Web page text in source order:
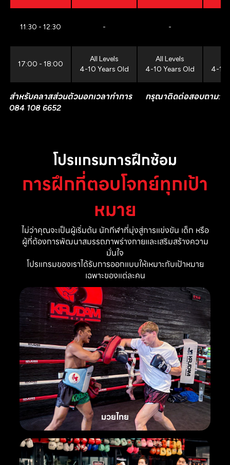
11:30 - 12:30 - -
17:00 - 18:00
All Levels
4-10 Years Old
All Levels
4-10 Years Old
4-10
สำหรับคลาสส่วนตัวนอกเวลาทำการ กรุณาติดต่อสอบถาม:
084 108 6652
โปรแกรมการฝึกซ้อม
การฝึกที่ตอบโจทย์ทุกเป้า
หมาย
ไม่ว่าคุณจะเป็นผู้เริ่มต้น นักกีฬาที่มุ่งสู่การแข่งขัน เด็ก หรือ
ผู้ที่ต้องการพัฒนาสมรรถภาพร่างกายและเสริมสร้างความ
มั่นใจ
โปรแกรมของเราได้รับการออกแบบให้เหมาะกับเป้าหมาย
เฉพาะของแต่ละคน
มวยไทย